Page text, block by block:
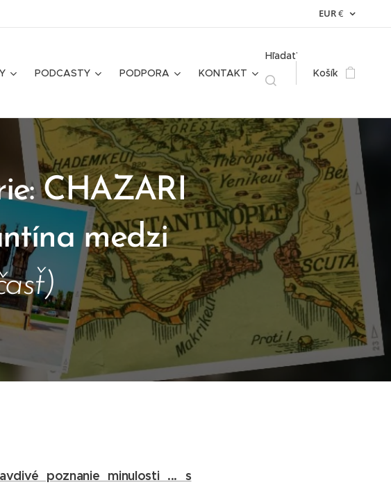
EUR€
PODCASTY PODPORA KONTAKT
Hľadať
Košík
CHAZARI
medzi
poznanie minulosti ... s